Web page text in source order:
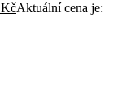
KčAktuální cena je: